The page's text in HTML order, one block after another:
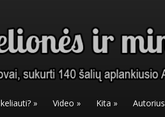
» Video » Kita » Autorius